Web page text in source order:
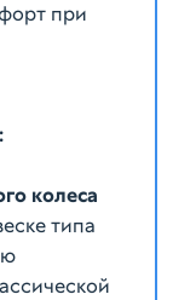
при
колеса
типа